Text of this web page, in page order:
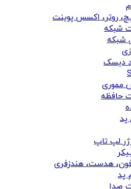
روتر، اکسس پوینت
شبکه
شبکه
دیسک
مموری
حافظه
پد
لپ تاپ
هدست، هندزفری
پد
صدا